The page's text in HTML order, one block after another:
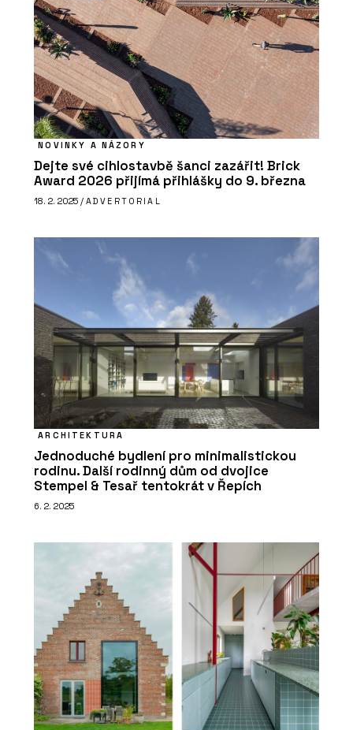
NOVINKY A NÁZORY
Dejte své cihlostavbě šanci zazářit! Brick
Award 2026 přijímá přihlášky do 9. března
18. 2. 2025 / ADVERTORIAL
ARCHITEKTURA
Jednoduché bydlení pro minimalistickou
rodinu. Další rodinný dům od dvojice
Stempel & Tesař tentokrát v Řepích
6. 2. 2025